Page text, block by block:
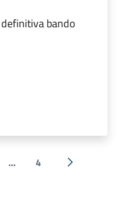
bando
... 4 Successiva